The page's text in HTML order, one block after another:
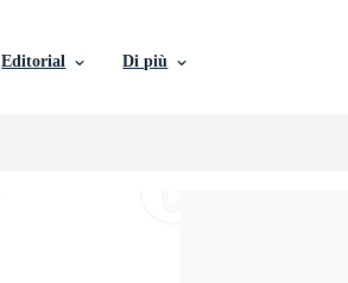
Editorial Di più